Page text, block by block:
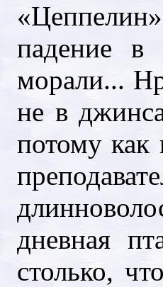
падение в
морали...
не в
потому как
дневная
столько,